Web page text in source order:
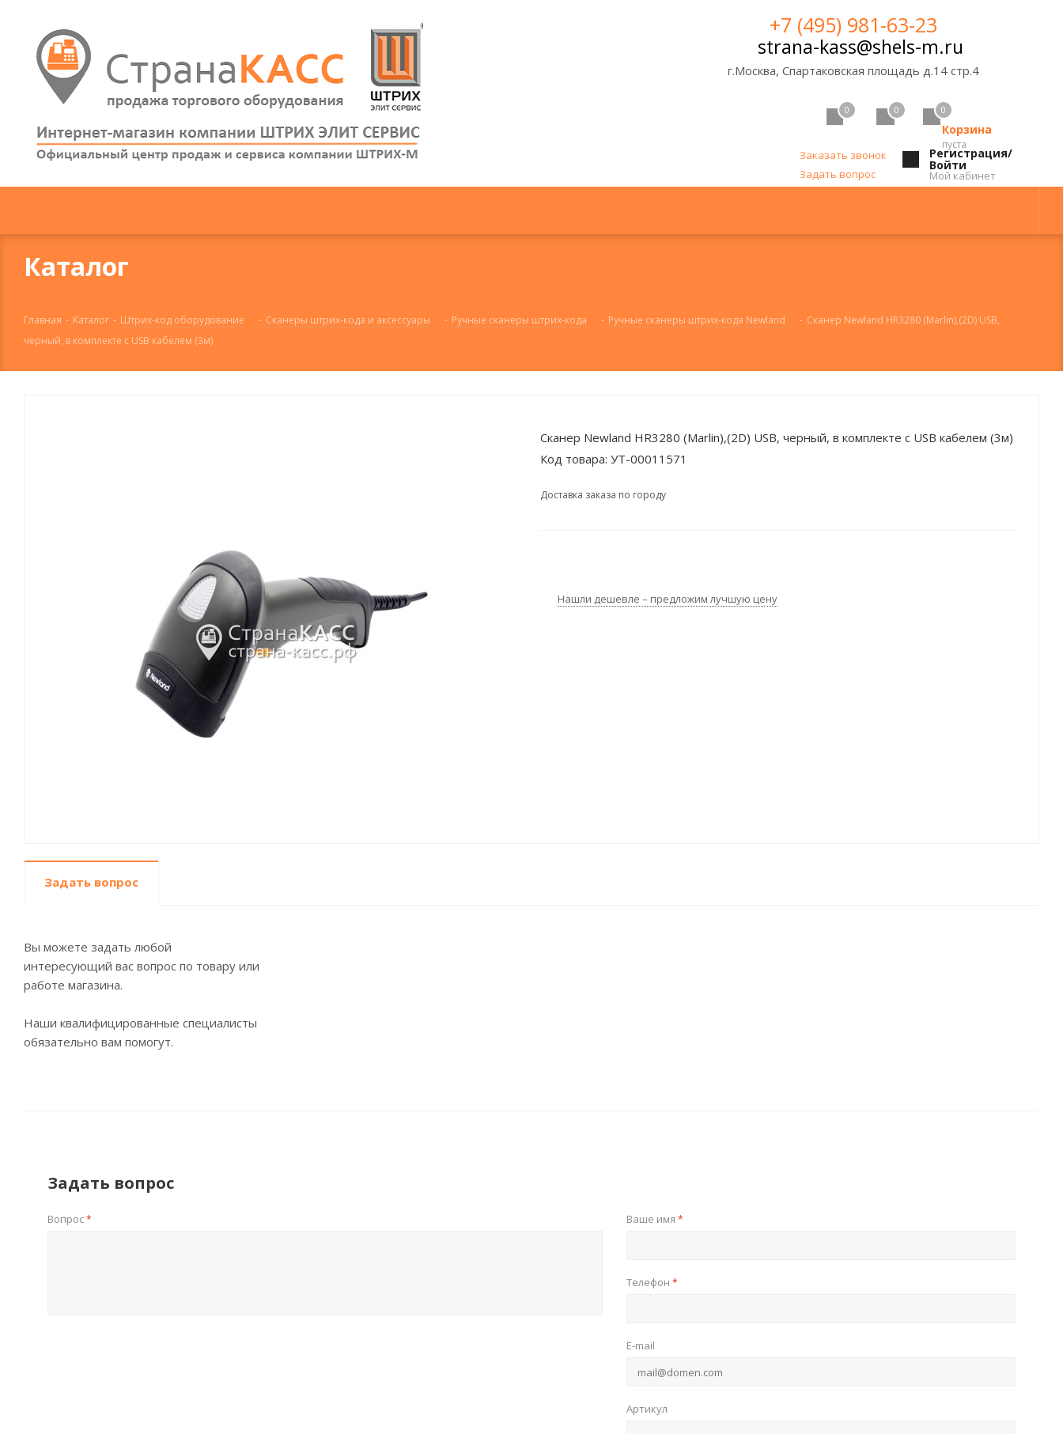
+7 (495) 981-63-23
strana-kass@shels-m.ru
г.Москва, Спартаковская площадь д.14 стр.4
0 0
Корзина
пуста
0
Регистрация/
Войти
Мой кабинет
Заказать звонок
Задать вопрос
Каталог
Главная - Каталог - Штрих-код оборудование - Сканеры штрих-кода и аксессуары - Ручные сканеры штрих-кода - Ручные сканеры штрих-кода Newland - Сканер Newland HR3280 (Marlin),(2D) USB,
черный, в комплекте с USB кабелем (3м)
Сканер Newland HR3280 (Marlin),(2D) USB, черный, в комплекте с USB кабелем (3м)
Код товара: УТ-00011571
Доставка заказа по городу
Нашли дешевле – предложим лучшую цену
Задать вопрос
Вы можете задать любой
интересующий вас вопрос по товару или
работе магазина.
Наши квалифицированные специалисты
обязательно вам помогут.
Задать вопрос
Вопрос* Ваше имя *
Телефон *
E-mail
Артикул